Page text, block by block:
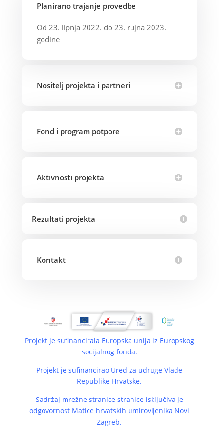
Planirano trajanje provedbe
Od 23. lipnja 2022. do 23. rujna 2023.
godine
Nositelj projekta i partneri
Fond i program potpore
Aktivnosti projekta
Rezultati projekta
Kontakt
Projekt je sufinancirala Europska unija iz Europskog
socijalnog fonda.
Projekt je sufinancirao Ured za udruge Vlade
Republike Hrvatske.
Sadržaj mrežne stranice stranice isključiva je
odgovornost Matice hrvatskih umirovljenika Novi
Zagreb.